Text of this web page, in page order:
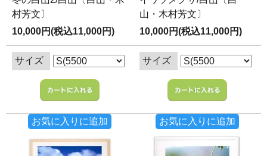
村芳文〕
10,000円(税込11,000円)
サイズ
お気に入りに追加
山・木村芳文〕
10,000円(税込11,000円)
サイズ
お気に入りに追加